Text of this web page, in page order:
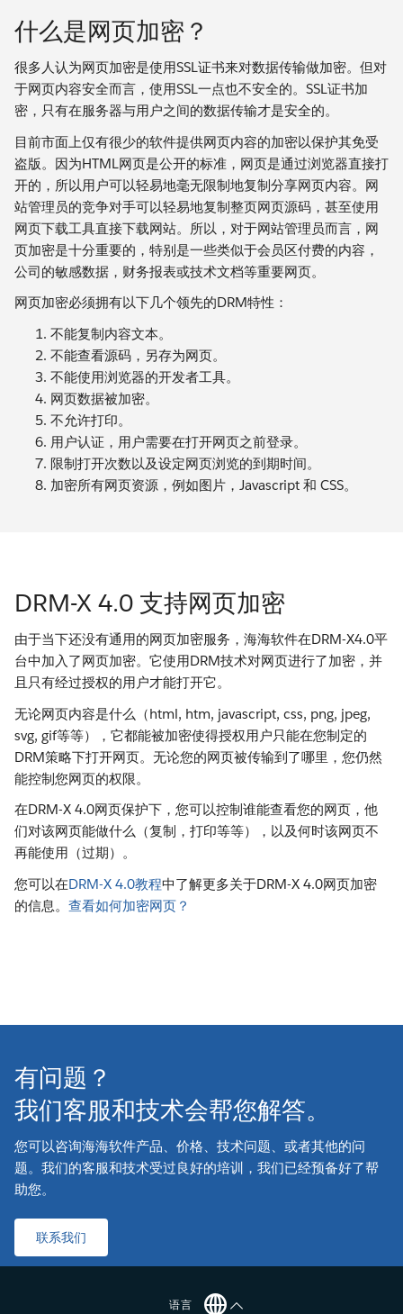
什么是网页加密？
很多人认为网页加密是使用SSL证书来对数据传输做加密。但对
于网页内容安全而言，使用SSL一点也不安全的。SSL证书加
密，只有在服务器与用户之间的数据传输才是安全的。
目前市面上仅有很少的软件提供网页内容的加密以保护其免受
盗版。因为HTML网页是公开的标准，网页是通过浏览器直接打
开的，所以用户可以轻易地毫无限制地复制分享网页内容。网
站管理员的竞争对手可以轻易地复制整页网页源码，甚至使用
网页下载工具直接下载网站。所以，对于网站管理员而言，网
页加密是十分重要的，特别是一些类似于会员区付费的内容，
公司的敏感数据，财务报表或技术文档等重要网页。
网页加密必须拥有以下几个领先的DRM特性：
不能复制内容文本。
不能查看源码，另存为网页。
不能使用浏览器的开发者工具。
网页数据被加密。
不允许打印。
用户认证，用户需要在打开网页之前登录。
限制打开次数以及设定网页浏览的到期时间。
加密所有网页资源，例如图片，Javascript 和 CSS。
DRM-X 4.0 支持网页加密
由于当下还没有通用的网页加密服务，海海软件在DRM-X4.0平
台中加入了网页加密。它使用DRM技术对网页进行了加密，并
且只有经过授权的用户才能打开它。
无论网页内容是什么（html, htm, javascript, css, png, jpeg,
svg, gif等等），它都能被加密使得授权用户只能在您制定的
DRM策略下打开网页。无论您的网页被传输到了哪里，您仍然
能控制您网页的权限。
在DRM-X 4.0网页保护下，您可以控制谁能查看您的网页，他
们对该网页能做什么（复制，打印等等），以及何时该网页不
再能使用（过期）。
您可以在DRM-X 4.0教程中了解更多关于DRM-X 4.0网页加密
的信息。 查看如何加密网页？
有问题？
我们客服和技术会帮您解答。
您可以咨询海海软件产品、价格、技术问题、或者其他的问
题。我们的客服和技术受过良好的培训，我们已经预备好了帮
助您。
联系我们
语言